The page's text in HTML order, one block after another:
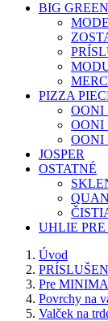
BIG
PIZZA
OONI
OONI
OONI
JOSPER
OSTATNÉ
UHLIE
Úvod
Pre
Povrchy na
Valček na